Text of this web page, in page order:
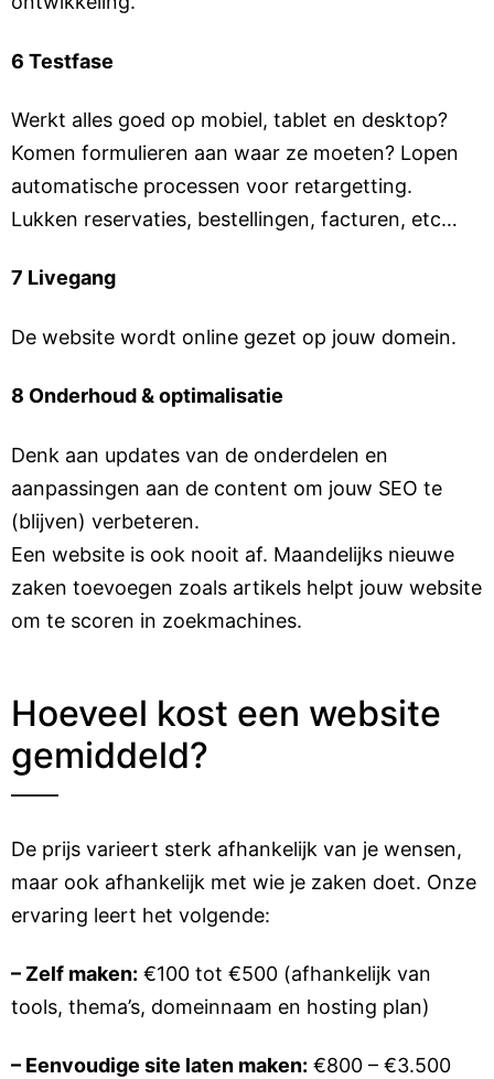
6 Testfase
Werkt alles goed op mobiel, tablet en desktop?
Komen formulieren aan waar ze moeten? Lopen
automatische processen voor retargetting.
Lukken reservaties, bestellingen, facturen, etc…
7 Livegang
De website wordt online gezet op jouw domein.
8 Onderhoud & optimalisatie
Denk aan updates van de onderdelen en
aanpassingen aan de content om jouw SEO te
(blijven) verbeteren.
Een website is ook nooit af. Maandelijks nieuwe
zaken toevoegen zoals artikels helpt jouw website
om te scoren in zoekmachines.
Hoeveel kost een website
gemiddeld?
De prijs varieert sterk afhankelijk van je wensen,
maar ook afhankelijk met wie je zaken doet. Onze
ervaring leert het volgende:
– Zelf maken: €100 tot €500 (afhankelijk van
tools, thema’s, domeinnaam en hosting plan)
– Eenvoudige site laten maken: €800 – €3.500